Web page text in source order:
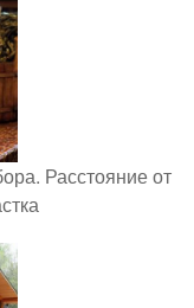
Расстояние от